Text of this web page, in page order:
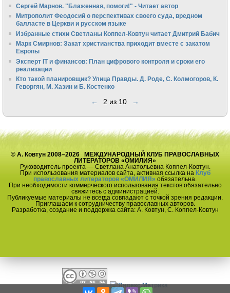
Сергей Марнов. "Блаженная, помоги!" - Читает автор
Митрополит Феодосий о перспективах своего суда, вредном
балласте в Церкви и русском языке
Избранные стихи Светланы Коппел-Ковтун читает Дмитрий Бабич
Марк Смирнов: Закат христианства приходит вместе с закатом
Европы
Эксперт IT и финансов: План цифрового контроля и сроки его
реализации
Кто такой планировщик? Улица Правды. Д. Роде, С. Колмогоров, К.
Геворгян, М. Хазин и Б. Костенко
← 2 из 10 →
© А. Ковтун 2008–2026 МЕЖДУНАРОДНЫЙ КЛУБ ПРАВОСЛАВНЫХ
ЛИТЕРАТОРОВ «ОМИЛИЯ»
Руководитель проекта — Светлана Анатольевна Коппел-Ковтун.
При использования материалов сайта, активная ссылка на Клуб
православных литераторов «ОМИЛИЯ» обязательна.
При необходимости коммерческого использования текстов обязательно
свяжитесь с администрацией.
Публикуемые материалы не всегда совпадают с точкой зрения редакции.
Приглашаем к сотрудничеству православных авторов.
Разработка, создание и поддержка сайта: А. Ковтун, С. Коппел-Ковтун